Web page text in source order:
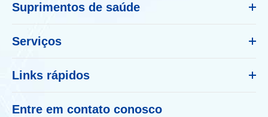
Suprimentos de saúde
Serviços
Links rápidos
Entre em contato conosco